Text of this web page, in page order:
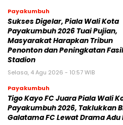
Payakumbuh
Sukses Digelar, Piala Wali Kota
Payakumbuh 2026 Tuai Pujian,
Masyarakat Harapkan Tribun
Penonton dan Peningkatan
Stadion
Selasa, 4 Agu 2026 - 10:57 WIB
Payakumbuh
Tigo Kayo FC Juara Piala Wali
Payakumbuh 2026, Taklukkan
Galatama FC Lewat Drama Adu